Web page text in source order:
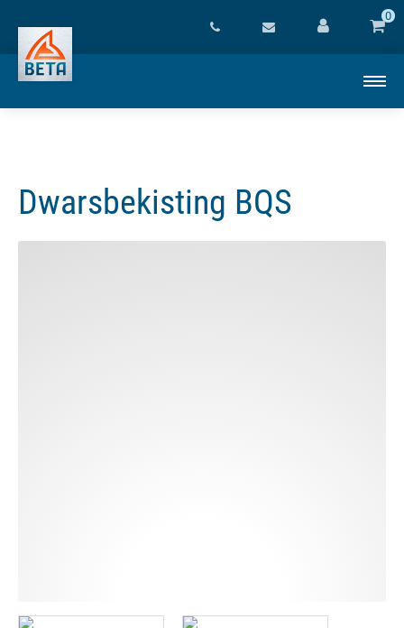
0
Dwarsbekisting BQS